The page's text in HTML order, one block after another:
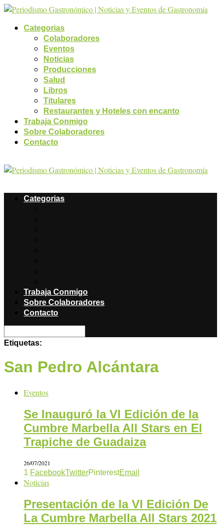
Categorias
Colaboradores
Eventos
Noticias
Producciones
Salud
Libros
Titulares
Restaurantes y Hoteles con encanto
Trabaja Conmigo
Sobre Colaboradores
Contacto
Categorias
Trabaja Conmigo
Sobre Colaboradores
Contacto
Etiquetas:
San Pedro Alcántara
Eventos
Se Inauguró la VI Edición de la
Cumbre Marbella All Stars en El
Trapiche de Guadaiza
26/07/2021
1 FacebookTwitterPinterestEmail
Noticias
Presentación de la VI Edición De
La Cumbre Marbella All Stars 2021